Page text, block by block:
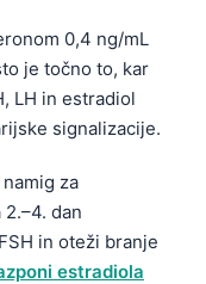
0,4 ng/mL
je točno to, kar
LH in estradiol
signalizacije.
za
dan
in oteži branje
estradiola